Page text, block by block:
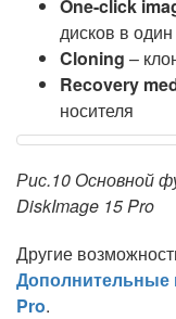
One-click
дисков в один
Cloning –
Recovery
носителя
Рис.10 Основной
DiskImage 15 Pro
Другие
Дополнительные
Pro.